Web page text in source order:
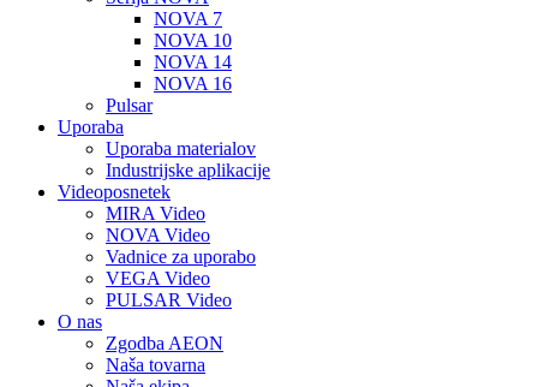
NOVA 7
NOVA 10
NOVA 14
NOVA 16
Pulsar
Uporaba
Uporaba materialov
Industrijske aplikacije
Videoposnetek
MIRA Video
NOVA Video
Vadnice za uporabo
VEGA Video
PULSAR Video
O nas
Zgodba AEON
Naša tovarna